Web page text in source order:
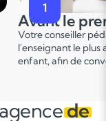
2
Pendant le
Ce 1er cours permet
points forts et de
sur le programme.
de